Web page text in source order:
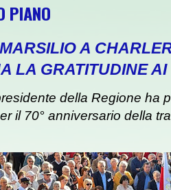
PIANO
A
LA GRATITUDINE
della Regione ha
il 70° anniversario della